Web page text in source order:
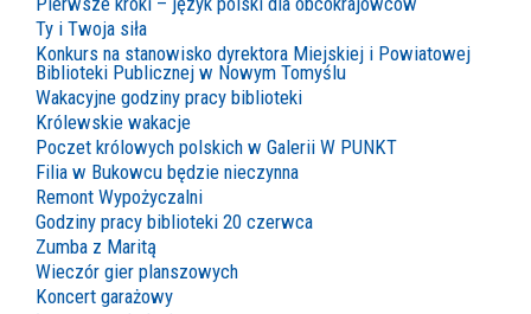
Ty i Twoja siła
Konkurs na stanowisko dyrektora Miejskiej i Powiatowej
Biblioteki Publicznej w Nowym Tomyślu
Wakacyjne godziny pracy biblioteki
Królewskie wakacje
Poczet królowych polskich w Galerii W PUNKT
Filia w Bukowcu będzie nieczynna
Remont Wypożyczalni
Godziny pracy biblioteki 20 czerwca
Zumba z Maritą
Wieczór gier planszowych
Koncert garażowy